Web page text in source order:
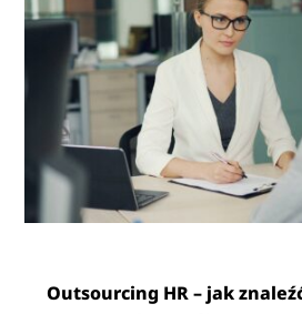
Outsourcing HR – jak